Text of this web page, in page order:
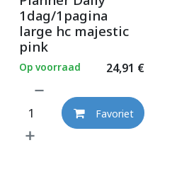
1dag/1pagina
large hc majestic
pink
24,91 €
Op voorraad
Favoriet